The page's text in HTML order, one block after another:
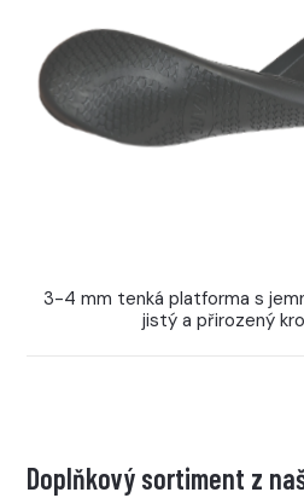
3-4 mm tenká platforma s
jistý a přirozený
Doplňkový sortiment z